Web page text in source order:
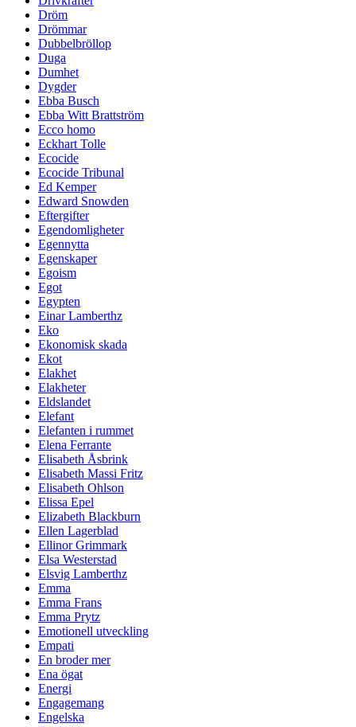
Dröm
Drömmar
Dubbelbröllop
Duga
Dumhet
Dygder
Ebba Busch
Ebba Witt Brattström
Ecco homo
Eckhart Tolle
Ecocide
Ecocide Tribunal
Ed Kemper
Edward Snowden
Eftergifter
Egendomligheter
Egennytta
Egenskaper
Egoism
Egot
Egypten
Einar Lamberthz
Eko
Ekonomisk skada
Ekot
Elakhet
Elakheter
Eldslandet
Elefant
Elefanten i rummet
Elena Ferrante
Elisabeth Åsbrink
Elisabeth Massi Fritz
Elisabeth Ohlson
Elissa Epel
Elizabeth Blackburn
Ellen Lagerblad
Ellinor Grimmark
Elsa Westerstad
Elsvig Lamberthz
Emma
Emma Frans
Emma Prytz
Emotionell utveckling
Empati
En broder mer
Ena ögat
Energi
Engagemang
Engelska